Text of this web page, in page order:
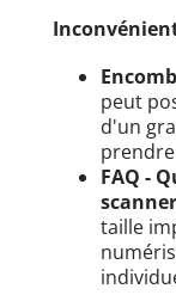
peut
d'un
FAQ -
taille